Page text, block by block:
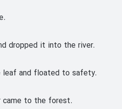
dropped it into the river.
and floated to safety.
came to the forest.